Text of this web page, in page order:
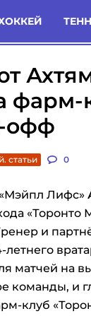
Комменты
фарм-
офф
статьи 0
Лифс»
«Торонто
и
матчей на
команды, и
клуб